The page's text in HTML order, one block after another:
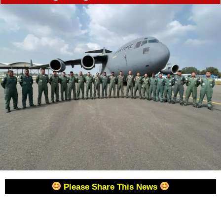
Please Share This News